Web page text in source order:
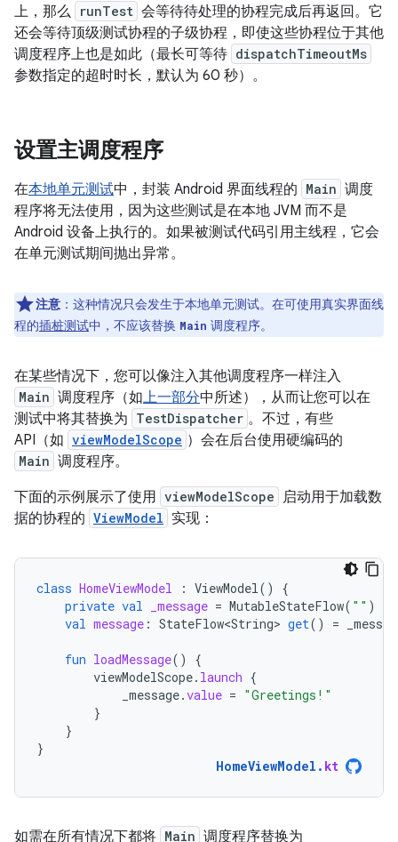
上，那么 runTest 会等待待处理的协程完成后再返回。它
还会等待顶级测试协程的子级协程，即使这些协程位于其他
调度程序上也是如此（最长可等待 dispatchTimeoutMs
参数指定的超时时长，默认为 60 秒）。
设置主调度程序
在本地单元测试中，封装 Android 界面线程的 Main 调度
程序将无法使用，因为这些测试是在本地 JVM 而不是
Android 设备上执行的。如果被测试代码引用主线程，它会
在单元测试期间抛出异常。
注意 ：这种情况只会发生于本地单元测试。在可使用真实界面线
程的插桩测试中，不应该替换 Main 调度程序。
在某些情况下，您可以像注入其他调度程序一样注入
Main 调度程序（如上一部分中所述），从而让您可以在
测试中将其替换为 TestDispatcher 。不过，有些
API（如 viewModelScope ）会在后台使用硬编码的
Main 调度程序。
下面的示例展示了使用 viewModelScope 启动用于加载数
据的协程的 ViewModel 实现：
class HomeViewModel : ViewModel()
{
private val _message = MutableStateFlow( "" )
val message : StateFlow<String> get() =
fun loadMessage()
{
viewModelScope. launch {
_message.value = "Greetings!"
}
}
}
HomeViewModel . kt
如需在所有情况下都将 Main 调度程序替换为